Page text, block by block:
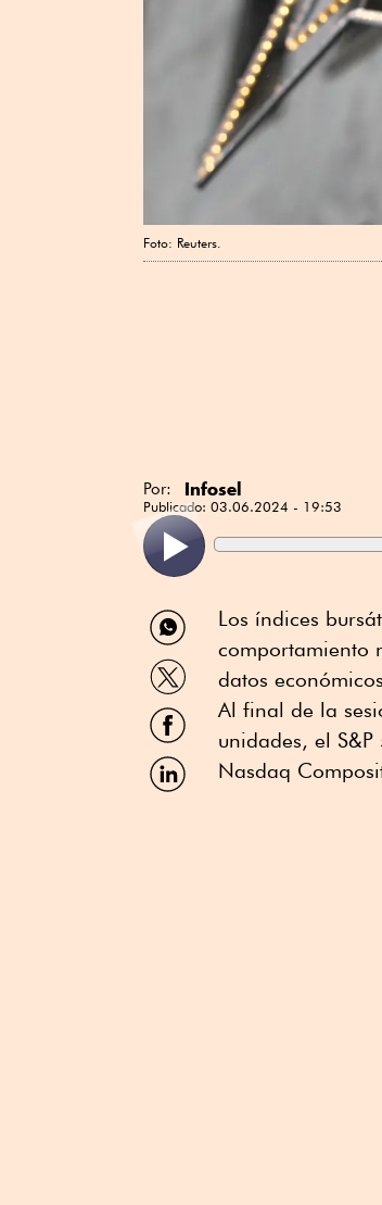
Foto: Reuters.
Por: Infosel
Publicado: 03.06.2024 - 19:53
Compartir
por
WhatsApp
Compartir
por
Twitter
Compartir
por
Facebook
Compartir
por
Los índices
comportamiento
datos
Al final de la
unidades, el
Nasdaq